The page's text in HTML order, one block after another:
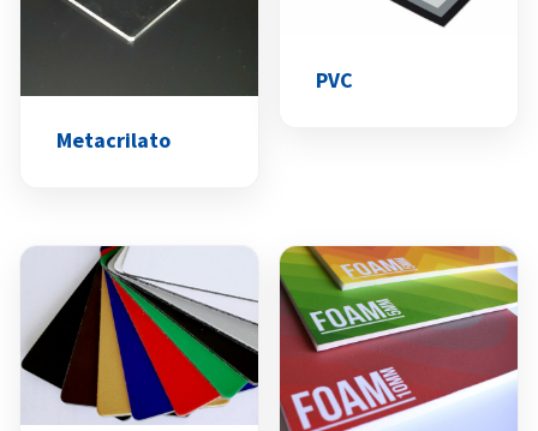
Metacrilato
PVC